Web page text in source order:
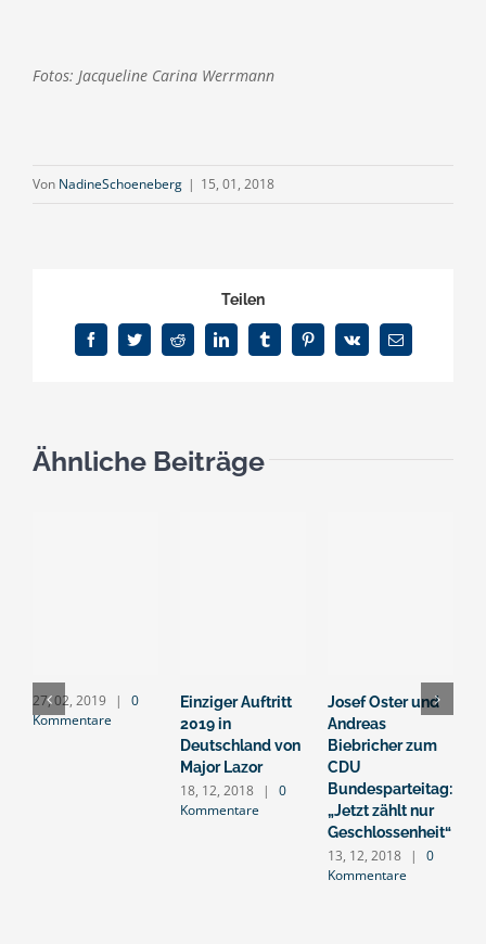
Fotos: Jacqueline Carina Werrmann
Von NadineSchoeneberg | 15, 01, 2018
Teilen
FacebookTwitterReddit LinkedInTumblrPinterest
Vk
E-
Mail
Ähnliche Beiträge
27, 02, 2019 |
0
Kommentare
Einziger Auftritt
2019 in
Deutschland von
Major Lazor
18, 12, 2018 |
0
Kommentare
Josef Oster und
Andreas
Biebricher zum
CDU
Bundesparteitag:
„Jetzt zählt nur
Geschlossenheit“
13, 12, 2018 |
0
Kommentare